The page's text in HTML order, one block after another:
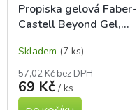
Propiska gelová Faber-
Castell Beyond Gel,
Skladem (7 ks)
57,02 Kč bez DPH
69 Kč / ks